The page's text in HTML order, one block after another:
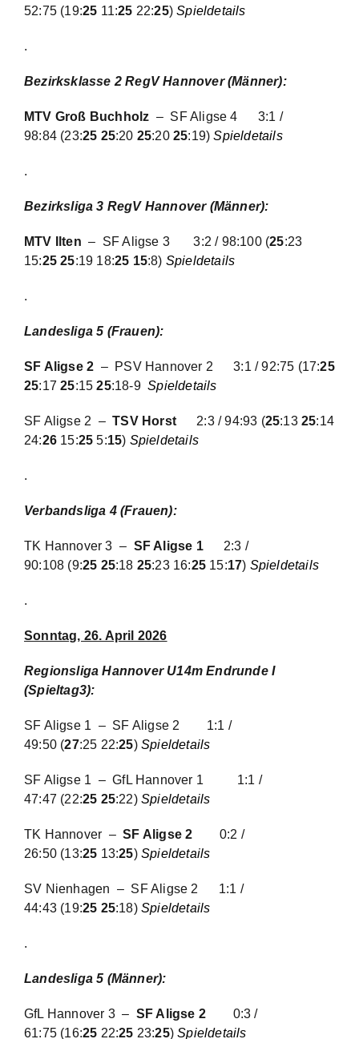
52:75 (19:25 11:25 22:25) Spieldetails
.
Bezirksklasse 2 RegV Hannover (Männer):
MTV Groß Buchholz – SF Aligse 4 3:1 /
98:84 (23:25 25:20 25:2025:19) Spieldetails
.
Bezirksliga 3 RegV Hannover (Männer):
MTV Ilten – SF Aligse 33:2 / 98:100 (25:23
15:25 25:19 18:25 15:8) Spieldetails
.
Landesliga 5 (Frauen):
SF Aligse 2 – PSV Hannover 2 3:1 / 92:75 (17:25
25:1725:1525:18-9Spieldetails
SF Aligse 2 –TSV Horst 2:3 / 94:93 (25:1325:14
24:26 15:25 5:15) Spieldetails
.
Verbandsliga 4 (Frauen):
TK Hannover 3 – SF Aligse 1
2:3 /
90:108 (9:25 25:18 25:23 16:25 15:17) Spieldetails
.
Sonntag, 26. April 2026
Regionsliga Hannover U14m Endrunde I
(Spieltag3):
SF Aligse 1 – SF Aligse 2 1:1 /
49:50 (27:25 22:25) Spieldetails
SF Aligse 1 – GfL Hannover 1 1:1 /
47:47 (22:25 25:22) Spieldetails
TK Hannover –SF Aligse 2
0:2 /
26:50 (13:25 13:25) Spieldetails
SV Nienhagen – SF Aligse 2 1:1 /
44:43 (19:25 25:18) Spieldetails
.
Landesliga 5 (Männer):
GfL Hannover 3 – SF Aligse 2
0:3 /
61:75 (16:25 22:25 23:25) Spieldetails